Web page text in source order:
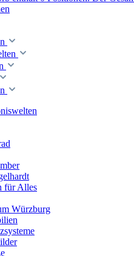
für Alles
Würzburg